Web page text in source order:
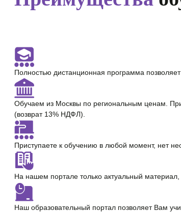
Полностью дистанционная программа
Обучаем из Москвы по региональным ценам.
(возврат 13% НДФЛ).
Приступаете к обучению в любой момент, нет
На нашем портале только актуальный материал
Наш образовательный портал позволяет Вам